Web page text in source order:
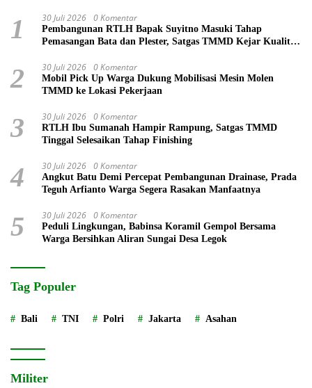
1 30 Juli 2026 0 Komentar
Pembangunan RTLH Bapak Suyitno Masuki Tahap
Pemasangan Bata dan Plester, Satgas TMMD Kejar Kualitas
2 30 Juli 2026 0 Komentar
Mobil Pick Up Warga Dukung Mobilisasi Mesin Molen
TMMD ke Lokasi Pekerjaan
3 30 Juli 2026 0 Komentar
RTLH Ibu Sumanah Hampir Rampung, Satgas TMMD
Tinggal Selesaikan Tahap Finishing
4 30 Juli 2026 0 Komentar
Angkut Batu Demi Percepat Pembangunan Drainase, Prada
Teguh Arfianto Warga Segera Rasakan Manfaatnya
5 30 Juli 2026 0 Komentar
Peduli Lingkungan, Babinsa Koramil Gempol Bersama
Warga Bersihkan Aliran Sungai Desa Legok
Tag Populer
Bali TNI Polri Jakarta Asahan
Militer